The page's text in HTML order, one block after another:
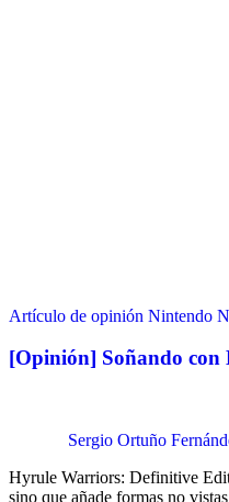
Artículo de opinión Nintendo
[Opinión] Soñando
Sergio Ortuño
Hyrule Warriors: Definitive
sino que añade formas no